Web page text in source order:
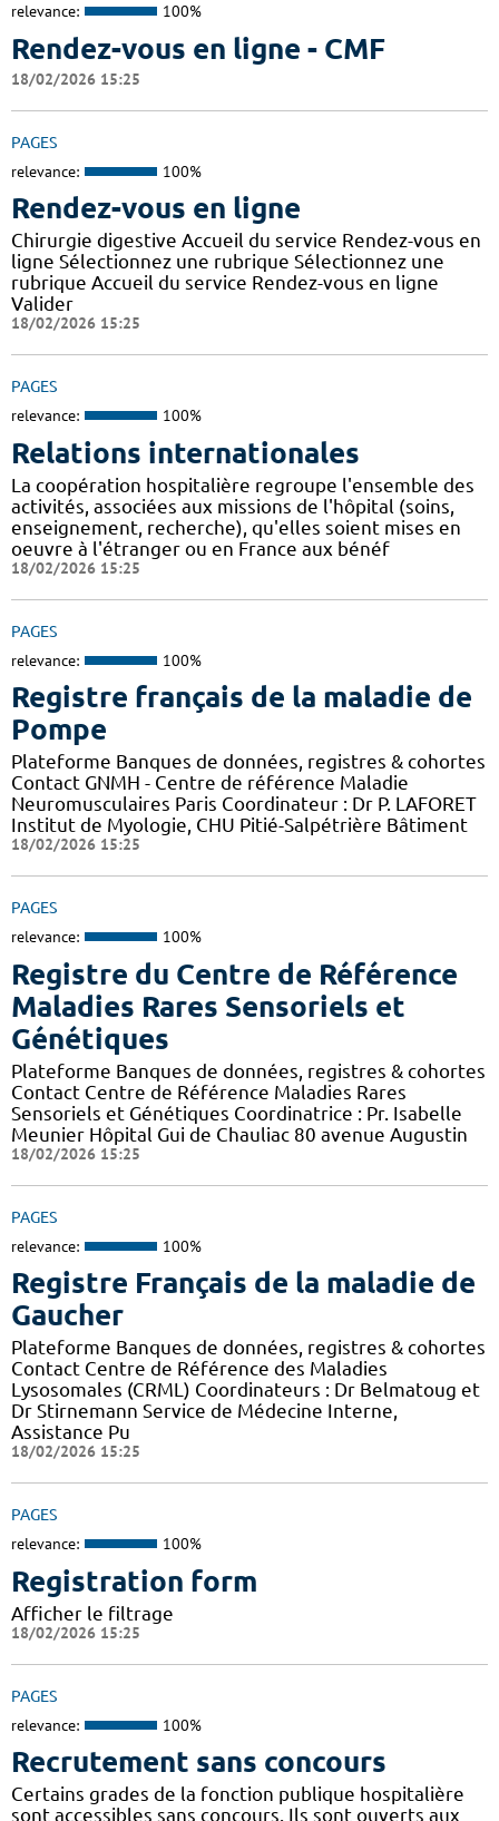
relevance: 100%
Rendez-vous en ligne - CMF
18/02/2026 15:25
PAGES
relevance: 100%
Rendez-vous en ligne
Chirurgie digestive Accueil du service Rendez-vous en
ligne Sélectionnez une rubrique Sélectionnez une
rubrique Accueil du service Rendez-vous en ligne
Valider
18/02/2026 15:25
PAGES
relevance: 100%
Relations internationales
La coopération hospitalière regroupe l'ensemble des
activités, associées aux missions de l'hôpital (soins,
enseignement, recherche), qu'elles soient mises en
oeuvre à l'étranger ou en France aux bénéf
18/02/2026 15:25
PAGES
relevance: 100%
Registre français de la maladie de
Pompe
Plateforme Banques de données, registres & cohortes
Contact GNMH - Centre de référence Maladie
Neuromusculaires Paris Coordinateur : Dr P. LAFORET
Institut de Myologie, CHU Pitié-Salpétrière Bâtiment
18/02/2026 15:25
PAGES
relevance: 100%
Registre du Centre de Référence
Maladies Rares Sensoriels et
Génétiques
Plateforme Banques de données, registres & cohortes
Contact Centre de Référence Maladies Rares
Sensoriels et Génétiques Coordinatrice : Pr. Isabelle
Meunier Hôpital Gui de Chauliac 80 avenue Augustin
18/02/2026 15:25
PAGES
relevance: 100%
Registre Français de la maladie de
Gaucher
Plateforme Banques de données, registres & cohortes
Contact Centre de Référence des Maladies
Lysosomales (CRML) Coordinateurs : Dr Belmatoug et
Dr Stirnemann Service de Médecine Interne,
Assistance Pu
18/02/2026 15:25
PAGES
relevance: 100%
Registration form
Afficher le filtrage
18/02/2026 15:25
PAGES
relevance: 100%
Recrutement sans concours
Certains grades de la fonction publique hospitalière
sont accessibles sans concours. Ils sont ouverts aux